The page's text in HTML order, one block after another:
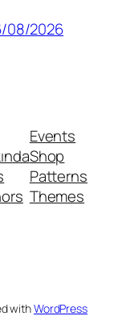
08/2026
Events
Shop
Patterns
Themes
withWordPress